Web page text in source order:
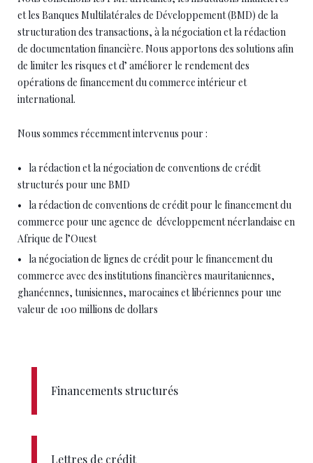
Financement
du
commerce
et les Banques Multilatérales de Développement (BMD) de la
structuration des transactions, à la négociation et la rédaction
de documentation financière. Nous apportons des solutions afin
de limiter les risques et d’ améliorer le rendement des
opérations de financement du commerce intérieur et
international.
Nous sommes récemment intervenus pour :
la rédaction et la négociation de conventions de crédit
structurés pour une BMD
la rédaction de conventions de crédit pour le financement du
commerce pour une agence de développement néerlandaise en
Afrique de l’Ouest
la négociation de lignes de crédit pour le financement du
commerce avec des institutions financières mauritaniennes,
ghanéennes, tunisiennes, marocaines et libériennes pour une
valeur de 100 millions de dollars
Financements structurés
Lettres de crédit